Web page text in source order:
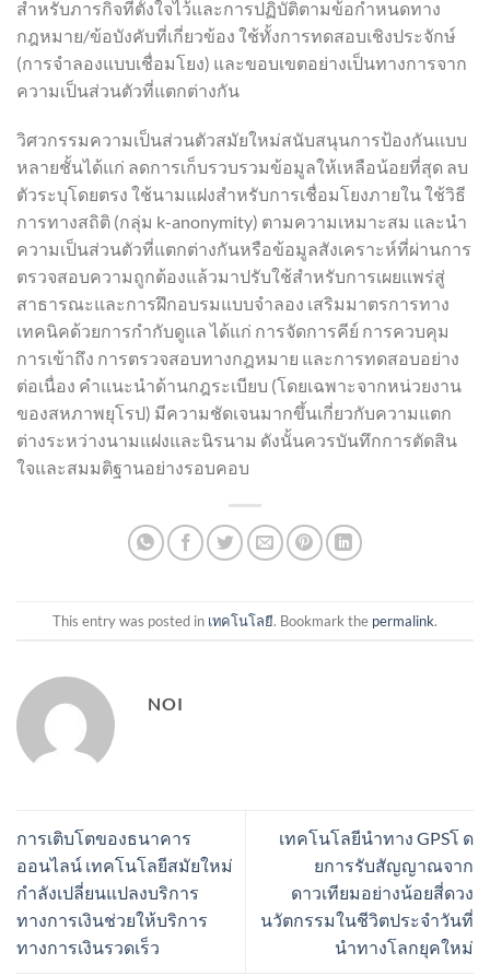
สำหรับภารกิจที่ตั้งใจไว้และการปฏิบัติตามข้อกำหนดทาง
กฎหมาย/ข้อบังคับที่เกี่ยวข้อง ใช้ทั้งการทดสอบเชิงประจักษ์
(การจำลองแบบเชื่อมโยง) และขอบเขตอย่างเป็นทางการจาก
ความเป็นส่วนตัวที่แตกต่างกัน
วิศวกรรมความเป็นส่วนตัวสมัยใหม่สนับสนุนการป้องกันแบบ
หลายชั้นได้แก่ ลดการเก็บรวบรวมข้อมูลให้เหลือน้อยที่สุด ลบ
ตัวระบุโดยตรง ใช้นามแฝงสำหรับการเชื่อมโยงภายใน ใช้วิธี
การทางสถิติ (กลุ่ม k-anonymity) ตามความเหมาะสม และนำ
ความเป็นส่วนตัวที่แตกต่างกันหรือข้อมูลสังเคราะห์ที่ผ่านการ
ตรวจสอบความถูกต้องแล้วมาปรับใช้สำหรับการเผยแพร่สู่
สาธารณะและการฝึกอบรมแบบจำลอง เสริมมาตรการทาง
เทคนิคด้วยการกำกับดูแล ได้แก่ การจัดการคีย์ การควบคุม
การเข้าถึง การตรวจสอบทางกฎหมาย และการทดสอบอย่าง
ต่อเนื่อง คำแนะนำด้านกฎระเบียบ (โดยเฉพาะจากหน่วยงาน
ของสหภาพยุโรป) มีความชัดเจนมากขึ้นเกี่ยวกับความแตก
ต่างระหว่างนามแฝงและนิรนาม ดังนั้นควรบันทึกการตัดสิน
ใจและสมมติฐานอย่างรอบคอบ
This entry was posted in เทคโนโลยี. Bookmark the permalink.
NOI
การเติบโตของธนาคาร
ออนไลน์ เทคโนโลยีสมัยใหม่
กำลังเปลี่ยนแปลงบริการ
ทางการเงินช่วยให้บริการ
ทางการเงินรวดเร็ว
เทคโนโลยีนำทาง GPSโ ด
ยการรับสัญญาณจาก
ดาวเทียมอย่างน้อยสี่ดวง
นวัตกรรมในชีวิตประจำวันที่
นำทางโลกยุคใหม่